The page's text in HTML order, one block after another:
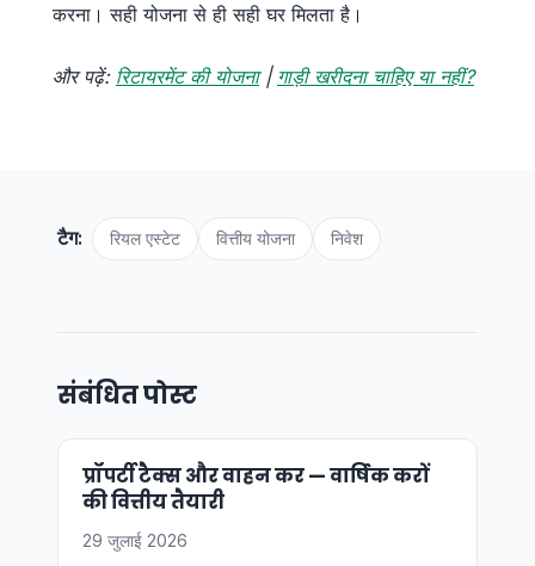
करना। सही योजना से ही सही घर मिलता है।
और पढ़ें: रिटायरमेंट की योजना| गाड़ी खरीदना चाहिए या नहीं?
टैग: रियल एस्टेट वित्तीय योजना निवेश
संबंधित पोस्ट
प्रॉपर्टी टैक्स और वाहन कर — वार्षिक करों
की वित्तीय तैयारी
29 जुलाई 2026